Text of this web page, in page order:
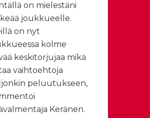
on mielestäni
joukkueelle.
on nyt
kolme
keskitorjujaa mikä
vaihtoehtoja
peluutukseen,
Keränen.